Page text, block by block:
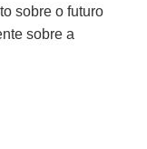
sobre o futuro
sobre a